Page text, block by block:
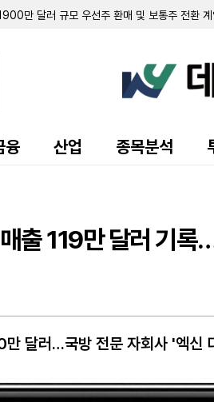
만 달러 규모 우선주 환매 및 보통주 전환 계
놀로지, 2분기 순손실 151만 달러…워런트 행
, 357만 주 규모 주주 등록 및 매각 추진
포텍스에 브랜드 매각 완료 후 '이페트로반' 중
순손실 1155만 달러…자금조달로 현금 2억
보통주 77만 9371주 발행
억 9427만 달러 기록…가상자산 평가손실 영향
32% 감소에도 매출총이익률 32.4%로 대폭 개
융 산업 종목분석
출 119만 달러 기
달러…국방 전문 자회사 '엑신